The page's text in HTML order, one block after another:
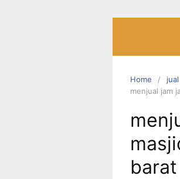
Home
menjual jam
barat